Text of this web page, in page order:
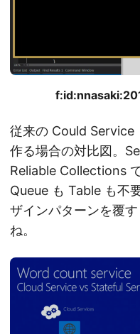
従来の Could
作る場合の対比図。
Reliable Collections
Queue も Table も不
ザインパターンを覆
ね。